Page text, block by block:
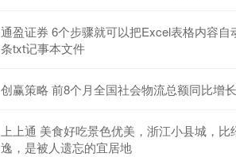
通盈证券 6个步骤就可以把Excel表格内容自
条txt记事本文件
创赢策略 前8个月全国社会物流总额同比增
上上通 美食好吃景色优美，浙江小县城，比
逸，是被人遗忘的宜居地